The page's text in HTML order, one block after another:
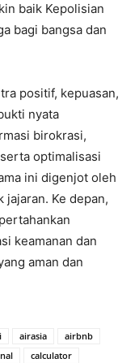
baik Kepolisian
bagi bangsa dan
positif, kepuasan,
nyata
birokrasi,
optimalisasi
ini digenjot oleh
Ke depan,
keamanan dan
aman dan
airasia
airbnb
calculator